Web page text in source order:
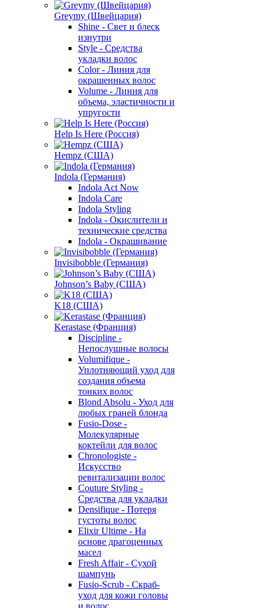
Greymy (Швейцария)
Shine - Свет и блеск
изнутри
Style - Средства
укладки волос
Color - Линия для
окрашенных волос
Volume - Линия для
объема, эластичности и
упругости
Help Is Here (Россия)
Hempz (США)
Indola (Германия)
Indola Act Now
Indola Care
Indola Styling
Indola - Окислители и
технические средства
Indola - Окрашивание
Invisibobble (Германия)
Johnson’s Baby (США)
K18 (США)
Kerastase (Франция)
Discipline -
Непослушные волосы
Volumifique -
Уплотняющий уход для
создания объема
тонких волос
Blond Absolu - Уход для
любых граней блонда
Fusio-Dose -
Молекулярные
коктейли для волос
Chronologiste -
Искусство
ревитализации волос
Couture Styling -
Средства для укладки
Densifique - Потеря
густоты волос
Elixir Ultime - На
основе драгоценных
масел
Fresh Affair - Сухой
шампунь
Fusio-Scrub - Скраб-
уход для кожи головы
и волос